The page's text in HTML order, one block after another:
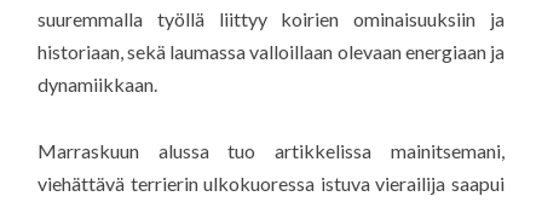
suuremmalla työllä liittyy koirien ominaisuuksiin ja
historiaan, sekä laumassa valloillaan olevaan energiaan ja
dynamiikkaan.
Marraskuun alussa tuo artikkelissa mainitsemani,
viehättävä terrierin ulkokuoressa istuva vierailija saapui